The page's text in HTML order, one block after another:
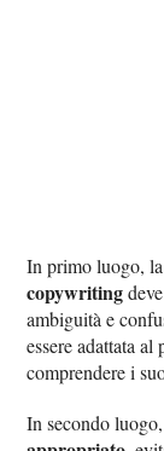
In primo luogo,
copywriting
ambiguità e
essere adattata
comprendere i
In secondo